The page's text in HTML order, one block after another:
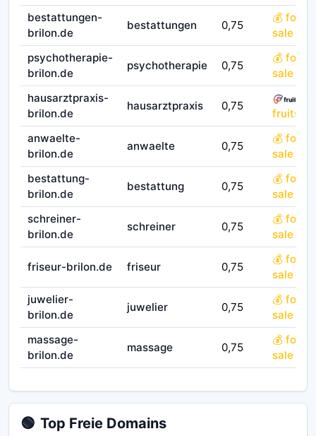
bestattungen-
brilon.de
bestattungen 0,75
💰 for
sale
psychotherapie-
brilon.de
psychotherapie 0,75
💰 for
sale
hausarztpraxis-
brilon.de
hausarztpraxis 0,75
fruits.co
anwaelte-
brilon.de
anwaelte 0,75
💰 for
sale
bestattung-
brilon.de
bestattung 0,75
💰 for
sale
schreiner-
brilon.de
schreiner 0,75
💰 for
sale
friseur-brilon.de friseur 0,75
💰 for
sale
juwelier-
brilon.de
juwelier 0,75
💰 for
sale
massage-
brilon.de
massage 0,75
💰 for
sale
🟢 Top Freie Domains